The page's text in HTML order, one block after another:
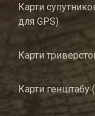
Карти
для GPS)
Карти
Карти генштабу